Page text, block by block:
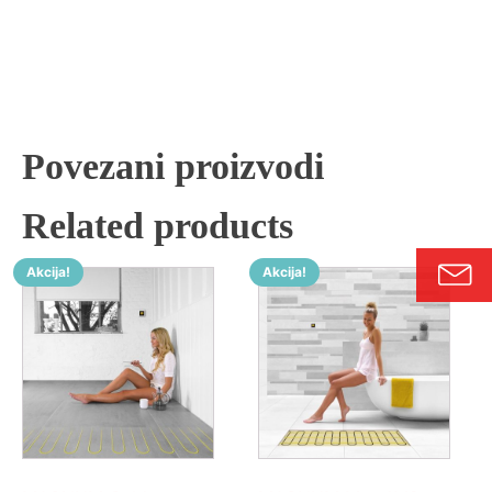
Povezani proizvodi
Related products
Akcija! Akcija!